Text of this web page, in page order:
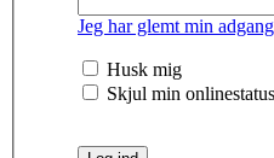
Jeg har glemt min
Husk mig
Skjul min